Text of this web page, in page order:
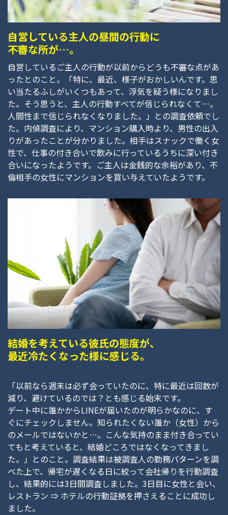
自営している主人の昼間の行動に
不審な所が…。
自営しているご主人の行動が以前からどうも不審な点があ
ったとのこと。「特に、最近、様子がおかしいんです。思
い当たるふしがいくつもあって、浮気を疑う様になりまし
た。そう思うと、主人の行動すべてが信じられなくて…。
人間性まで信じられなくなりました。」との調査依頼でし
た。内偵調査により、マンション購入時より、男性の出入
りがあったことが分かりました。相手はスナックで働く女
性で、仕事の付き合いで飲みに行っているうちに深い付き
合いになったようです。ご主人は金銭的な余裕があり、不
倫相手の女性にマンションを買い与えていたようです。
結婚を考えている彼氏の態度が、
最近冷たくなった様に感じる。
「以前なら週末は必ず会っていたのに、特に最近は回数が
減り、避けているのでは？とも感じる始末です。
デート中に誰かからLINEが届いたのが明らかなのに、す
ぐにチェックしません。知られたくない誰か（女性）から
のメールではないかと…。こんな気持のまま付き合ってい
てもと考えていると、結婚どころではなくなってきまし
た。」とのこと。調査結果は被調査人の勤務パターンを調
べた上で、帰宅が遅くなる日に絞って会社帰りを行動調査
し、結果的には3日間調査しました。3日目に女性と会い、
レストラン ⇒ ホテルの行動証拠を押さえることに成功し
ました。